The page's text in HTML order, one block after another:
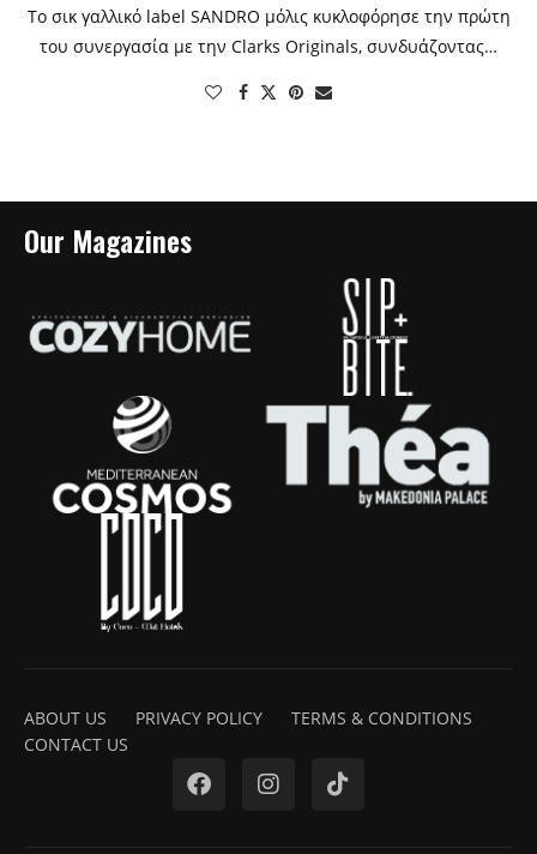
Το σικ γαλλικό label SANDRO μόλις κυκλοφόρησε την πρώτη
του συνεργασία με την Clarks Originals, συνδυάζοντας…
Our Magazines
ABOUT US PRIVACY POLICY
TERMS & CONDITIONS
CONTACT US